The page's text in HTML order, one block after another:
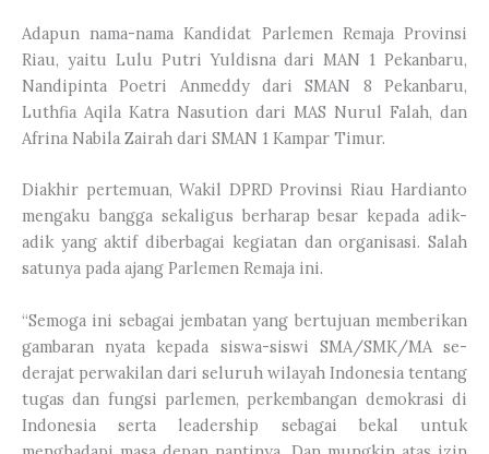
Adapun nama-nama Kandidat Parlemen Remaja Provinsi
Riau, yaitu Lulu Putri Yuldisna dari MAN 1 Pekanbaru,
Nandipinta Poetri Anmeddy dari SMAN 8 Pekanbaru,
Luthfia Aqila Katra Nasution dari MAS Nurul Falah, dan
Afrina Nabila Zairah dari SMAN 1 Kampar Timur.
Diakhir pertemuan, Wakil DPRD Provinsi Riau Hardianto
mengaku bangga sekaligus berharap besar kepada adik-
adik yang aktif diberbagai kegiatan dan organisasi. Salah
satunya pada ajang Parlemen Remaja ini.
“Semoga ini sebagai jembatan yang bertujuan memberikan
gambaran nyata kepada siswa-siswi SMA/SMK/MA se-
derajat perwakilan dari seluruh wilayah Indonesia tentang
tugas dan fungsi parlemen, perkembangan demokrasi di
Indonesia serta leadership sebagai bekal untuk